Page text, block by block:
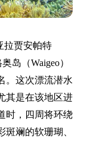
拉贾安帕特
岛（Waigeo）
。这次漂流潜水
其是在该地区进
时，四周将环绕
斓的软珊瑚、